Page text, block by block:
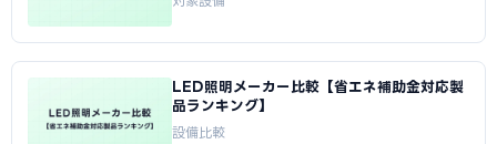
LED照明メーカー比較【省エネ補助金対応製
品ランキング】
設備比較